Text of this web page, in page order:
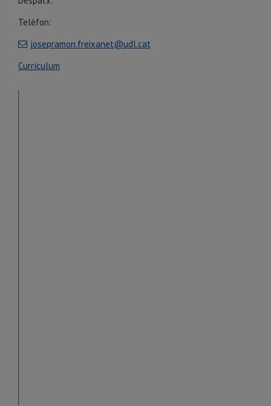
Telèfon:
josepramon.freixanet@udl.cat
Currículum